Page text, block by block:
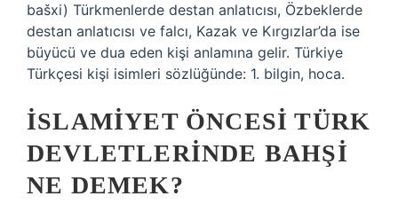
bašxi) Türkmenlerde destan anlatıcısı, Özbeklerde
destan anlatıcısı ve falcı, Kazak ve Kırgızlar’da ise
büyücü ve dua eden kişi anlamına gelir. Türkiye
Türkçesi kişi isimleri sözlüğünde: 1. bilgin, hoca.
İSLAMIYET ÖNCESI TÜRK
DEVLETLERINDE BAHŞI
NE DEMEK?